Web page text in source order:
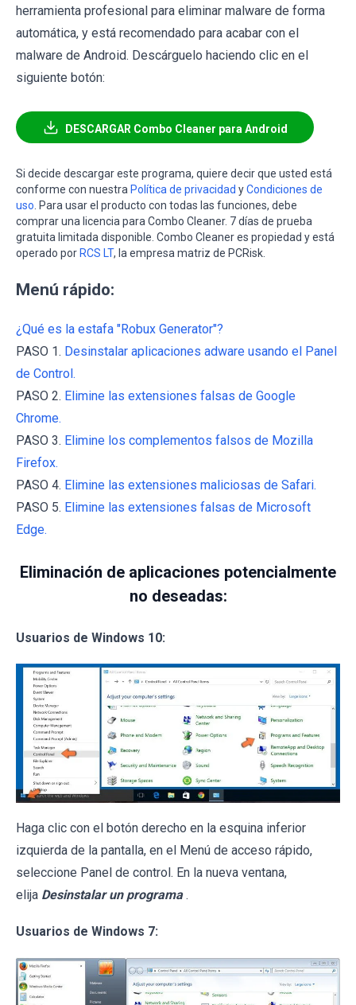
herramienta profesional para eliminar malware de forma
automática, y está recomendado para acabar con el
malware de Android. Descárguelo haciendo clic en el
siguiente botón:
DESCARGAR Combo Cleaner para Android
Si decide descargar este programa, quiere decir que usted está
conforme con nuestra Política de privacidad yCondiciones de
uso. Para usar el producto con todas las funciones, debe
comprar una licencia para Combo Cleaner. 7 días de prueba
gratuita limitada disponible. Combo Cleaner es propiedad y está
operado por RCS LT, la empresa matriz de PCRisk.
Menú rápido:
¿Qué es la estafa "Robux Generator"?
PASO 1. Desinstalar aplicaciones adware usando el Panel
de Control.
PASO 2. Elimine las extensiones falsas de Google
Chrome.
PASO 3. Elimine los complementos falsos de Mozilla
Firefox.
PASO 4. Elimine las extensiones maliciosas de Safari.
PASO 5. Elimine las extensiones falsas de Microsoft
Edge.
Eliminación de aplicaciones potencialmente
no deseadas:
Usuarios de Windows 10:
Haga clic con el botón derecho en la esquina inferior
izquierda de la pantalla, en el Menú de acceso rápido,
seleccione Panel de control. En la nueva ventana,
elija Desinstalar un programa .
Usuarios de Windows 7: